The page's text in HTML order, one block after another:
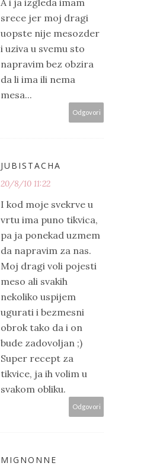
srece jer moj dragi
uopste nije mesozder
i uziva u svemu sto
napravim bez obzira
da li ima ili nema
mesa...
Odgovori
JUBISTACHA
20/8/10 11:22
I kod moje svekrve u
vrtu ima puno tikvica,
pa ja ponekad uzmem
da napravim za nas.
Moj dragi voli pojesti
meso ali svakih
nekoliko uspijem
ugurati i bezmesni
obrok tako da i on
bude zadovoljan ;)
Super recept za
tikvice, ja ih volim u
svakom obliku.
Odgovori
MIGNONNE